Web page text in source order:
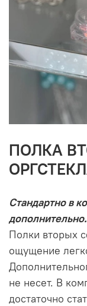
ПОЛКА
Стандартно в
дополнительно.
Полки вторых
ощущение
не несет. В
достаточно